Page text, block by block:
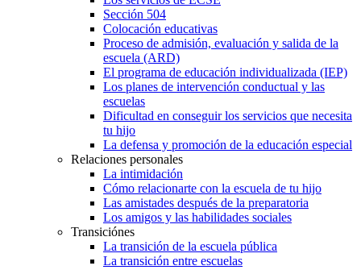
Sección 504
Colocación educativas
Proceso de admisión, evaluación y salida de la
escuela (ARD)
El programa de educación individualizada (IEP)
Los planes de intervención conductual y las
escuelas
Dificultad en conseguir los servicios que necesita
tu hijo
La defensa y promoción de la educación especial
Relaciones personales
La intimidación
Cómo relacionarte con la escuela de tu hijo
Las amistades después de la preparatoria
Los amigos y las habilidades sociales
Transiciónes
La transición de la escuela pública
La transición entre escuelas